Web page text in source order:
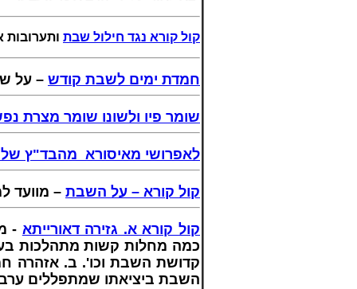
קול קורא נגד חילול שבת ותערובות
חמדת ימים לשבת קודש – על
שומר פיו ולשונו שומר מצרת
לאפרושי מאיסורא מהבד"ץ
קול קורא – על השבת – מוועד
קול קורא א. גזירה דאורייתא -
כמה מחלות קשות מתהלכות
קדושת השבת וכו'. ב. אזהרה
השבת ביציאתו שמתפללים